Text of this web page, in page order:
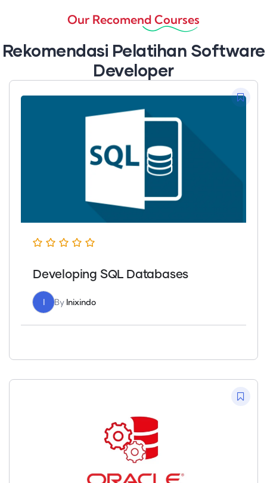
Our Recomend Courses
Rekomendasi Pelatihan Software
Developer
Developing SQL Databases
I By Inixindo